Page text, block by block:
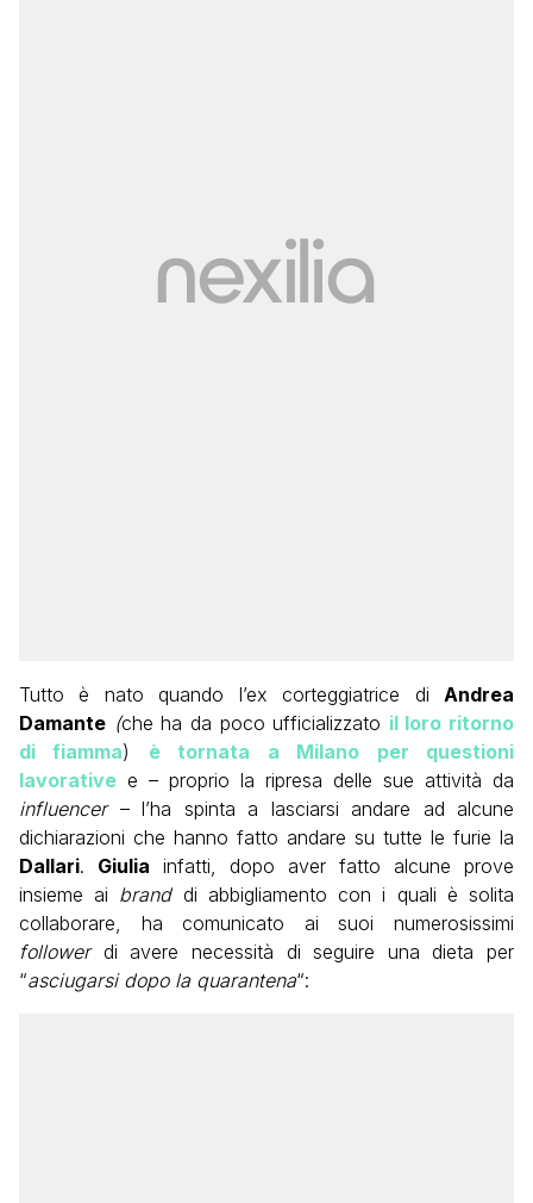
Tutto è nato quando l’ex corteggiatrice di Andrea
Damante (che ha da poco ufficializzato il loro ritorno
di fiamma) è tornata a Milano per questioni
lavorative e – proprio la ripresa delle sue attività da
influencer– l’ha spinta a lasciarsi andare ad alcune
dichiarazioni che hanno fatto andare su tutte le furie la
Dallari. Giulia infatti, dopo aver fatto alcune prove
insieme ai branddi abbigliamento con i quali è solita
collaborare, ha comunicato ai suoi numerosissimi
followerdi avere necessità di seguire una dieta per
“asciugarsi dopo la quarantena“: